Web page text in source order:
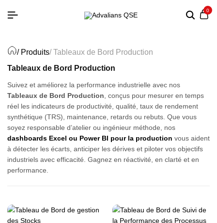
0
/ Produits/ Tableaux de Bord Production
Tableaux de Bord Production
Suivez et améliorez la performance industrielle avec nos
Tableaux de Bord Production , conçus pour mesurer en temps
réel les indicateurs de productivité, qualité, taux de rendement
synthétique (TRS), maintenance, retards ou rebuts. Que vous
soyez responsable d’atelier ou ingénieur méthode, nos
dashboards Excel ou Power BI pour la production vous aident
à détecter les écarts, anticiper les dérives et piloter vos objectifs
industriels avec efficacité. Gagnez en réactivité, en clarté et en
performance.